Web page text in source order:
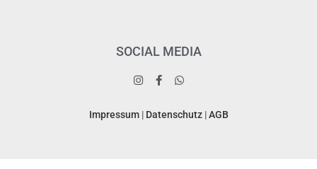
SOCIAL MEDIA
Impressum| Datenschutz|AGB